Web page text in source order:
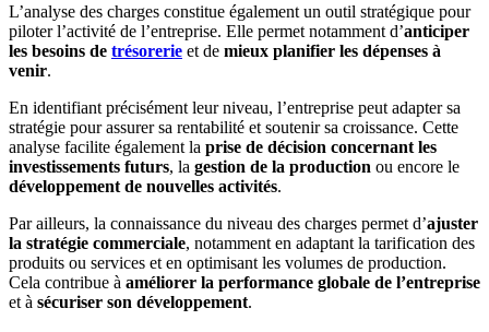
L’analyse des charges constitue également un outil stratégique pour
piloter l’activité de l’entreprise. Elle permet notamment d’anticiper
les besoins de trésorerie et de mieux planifier les dépenses à
venir.
En identifiant précisément leur niveau, l’entreprise peut adapter sa
stratégie pour assurer sa rentabilité et soutenir sa croissance. Cette
analyse facilite également la prise de décision concernant les
investissements futurs, la gestion de la production ou encore le
développement de nouvelles activités.
Par ailleurs, la connaissance du niveau des charges permet d’ajuster
la stratégie commerciale, notamment en adaptant la tarification des
produits ou services et en optimisant les volumes de production.
Cela contribue à améliorer la performance globale de l’entreprise
et à sécuriser son développement.